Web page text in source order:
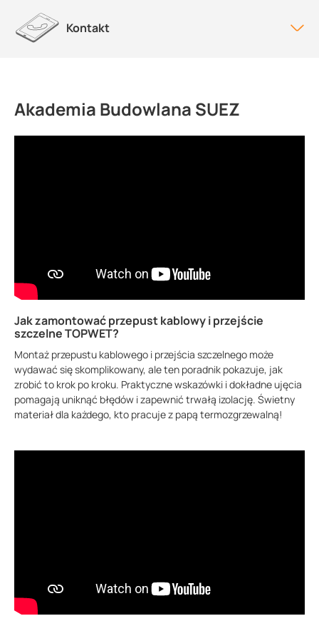
Kontakt
Akademia Budowlana SUEZ
Jak zamontować przepust kablowy i przejście
szczelne TOPWET?
Montaż przepustu kablowego i przejścia szczelnego może
wydawać się skomplikowany, ale ten poradnik pokazuje, jak
zrobić to krok po kroku. Praktyczne wskazówki i dokładne ujęcia
pomagają uniknąć błędów i zapewnić trwałą izolację. Świetny
materiał dla każdego, kto pracuje z papą termozgrzewalną!